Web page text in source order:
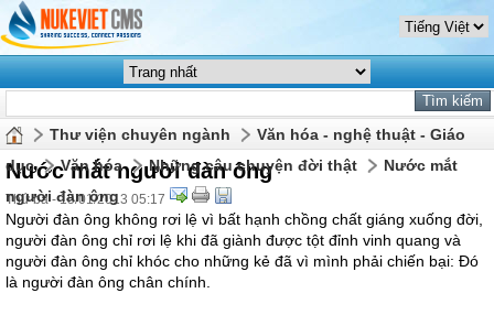
Thư viện chuyên ngành
Văn hóa - nghệ thuật - Giáo
dục
Văn hóa Những câu chuyện đời thật
Nước mắt
người đàn ông
Nước mắt người đàn ông
Thứ ba - 15/01/2013 05:17
Người đàn ông không rơi lệ vì bất hạnh chồng chất giáng xuống đời,
người đàn ông chỉ rơi lệ khi đã giành được tột đỉnh vinh quang và
người đàn ông chỉ khóc cho những kẻ đã vì mình phải chiến bại: Đó
là người đàn ông chân chính.